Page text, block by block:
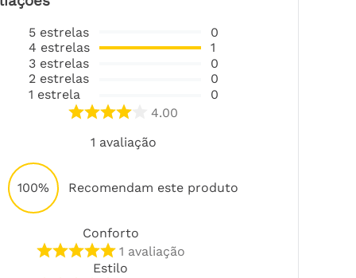
5 estrelas
4 estrelas
3 estrelas
2 estrelas
1 estrela
0
1
0
0
0
4.00
1 avaliação
100% Recomendam este produto
Conforto
1 avaliação
Estilo